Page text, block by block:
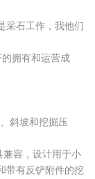
采石工作，我他们
拥有和运营成
斜坡和挖掘压
容，设计用于小
带有反铲附件的挖